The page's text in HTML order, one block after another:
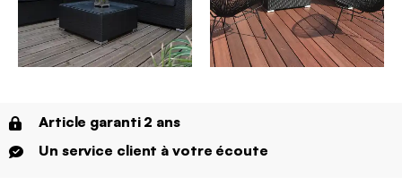
Article garanti 2 ans
Un service client à votre écoute